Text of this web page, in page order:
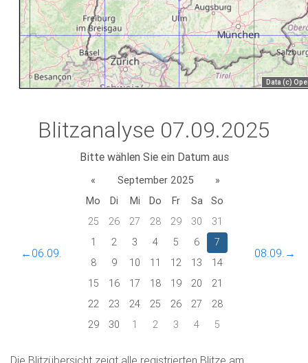
Blitzanalyse 07.09.2025
Bitte wählen Sie ein Datum aus
←06.09.
« September 2025
»
Mo
Di Mi Do Fr Sa
So
25
26 27 28 29 30
31
1
2 3 4 5 6
7
8
9 10 11 12 13
14
15
16 17 18 19 20
21
22
23 24 25 26 27
28
29
30 1 2 3 4 5
08.09.→
Die Blitzübersicht zeigt alle registrierten Blitze am